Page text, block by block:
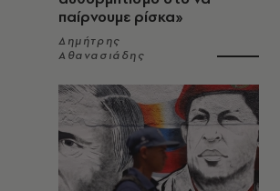
παίρνουμε ρίσκα»
Δημήτρης
Αθανασιάδης